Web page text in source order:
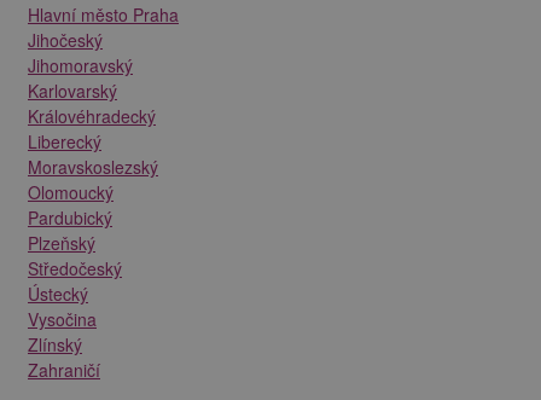
Hlavní město Praha
Jihočeský
Jihomoravský
Karlovarský
Královéhradecký
Liberecký
Moravskoslezský
Olomoucký
Pardubický
Plzeňský
Středočeský
Ústecký
Vysočina
Zlínský
Zahraničí